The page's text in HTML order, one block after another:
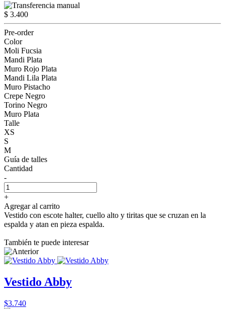
$ 3.400
Pre-order
Color
Moli Fucsia
Mandi Plata
Muro Rojo Plata
Mandi Lila Plata
Muro Pistacho
Crepe Negro
Torino Negro
Muro Plata
Talle
XS
S
M
Guía de talles
Cantidad
-
+
Agregar al carrito
Vestido con escote halter, cuello alto y tiritas que se cruzan en la
espalda y atan en pieza espalda.
También te puede interesar
Vestido Abby
$3.740